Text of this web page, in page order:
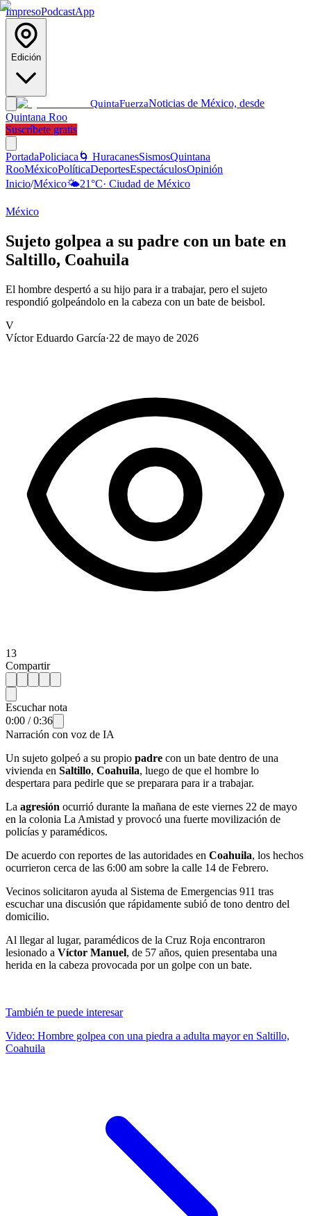
ImpresoPodcastApp
Edición
QuintaFuerzaNoticias de México, desde
Quintana Roo
Suscríbete gratis
PortadaPoliciaca 🌀 HuracanesSismosQuintana
RooMéxicoPolíticaDeportesEspectáculosOpinión
Inicio/México🌤️21°C· Ciudad de México
México
Sujeto golpea a su padre con un bate en
Saltillo, Coahuila
El hombre despertó a su hijo para ir a trabajar, pero el sujeto
respondió golpeándolo en la cabeza con un bate de beisbol.
V
Víctor Eduardo García·22 de mayo de 2026
13
Compartir
Escuchar nota
0:00 /0:36
Narración con voz de IA
Un sujeto golpeó a su propio padre con un bate dentro de una
vivienda en Saltillo, Coahuila, luego de que el hombre lo
despertara para pedirle que se preparara para ir a trabajar.
La agresión ocurrió durante la mañana de este viernes 22 de mayo
en la colonia La Amistad y provocó una fuerte movilización de
policías y paramédicos.
De acuerdo con reportes de las autoridades en Coahuila, los hechos
ocurrieron cerca de las 6:00 am sobre la calle 14 de Febrero.
Vecinos solicitaron ayuda al Sistema de Emergencias 911 tras
escuchar una discusión que rápidamente subió de tono dentro del
domicilio.
Al llegar al lugar, paramédicos de la Cruz Roja encontraron
lesionado a Víctor Manuel, de 57 años, quien presentaba una
herida en la cabeza provocada por un golpe con un bate.
También te puede interesar
Video: Hombre golpea con una piedra a adulta mayor en Saltillo,
Coahuila